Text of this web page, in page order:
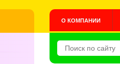
О КОМПАНИИ